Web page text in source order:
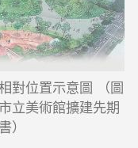
對位置示意圖 （圖
立美術館擴建先期
）